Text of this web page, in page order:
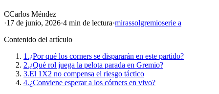
CCarlos Méndez
·17 de junio, 2026·4 min de lectura·mirassolgremioserie a
Contenido del artículo
1.¿Por qué los corners se dispararán en este partido?
2.¿Qué rol juega la pelota parada en Gremio?
3.El 1X2 no compensa el riesgo táctico
4.¿Conviene esperar a los córners en vivo?